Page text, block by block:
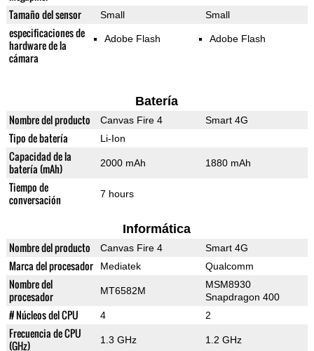
Tamaño del sensor Small Small
especificaciones de
hardware de la
cámara
Adobe Flash Adobe Flash
Batería
Nombre del producto Canvas Fire 4 Smart 4G
Tipo de batería Li-Ion
Capacidad de la
batería (mAh)
2000 mAh 1880 mAh
Tiempo de
conversación
7 hours
Informática
Nombre del producto Canvas Fire 4 Smart 4G
Marca del procesador Mediatek Qualcomm
Nombre del
procesador
MT6582M
MSM8930
Snapdragon 400
# Núcleos del CPU 4 2
Frecuencia de CPU
(GHz)
1.3 GHz 1.2 GHz